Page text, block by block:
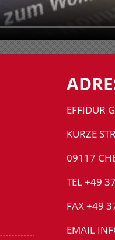
EFFIDUR
KURZE
09117
TEL +49
FAX +49
EMAIL